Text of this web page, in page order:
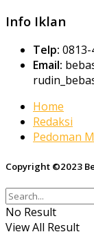
Info Iklan
Telp: 0813-
Email:
Home
Redaksi
Pedoman
Copyright ©2023
No Result
View All Result